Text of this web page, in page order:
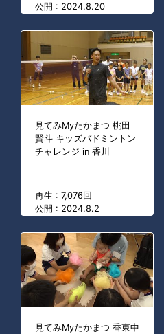
公開 : 2024.8.20
見てみMyたかまつ 桃田
賢斗 キッズバドミントン
チャレンジ in 香川
再生 : 7,076回
公開 : 2024.8.2
見てみMyたかまつ 香東中